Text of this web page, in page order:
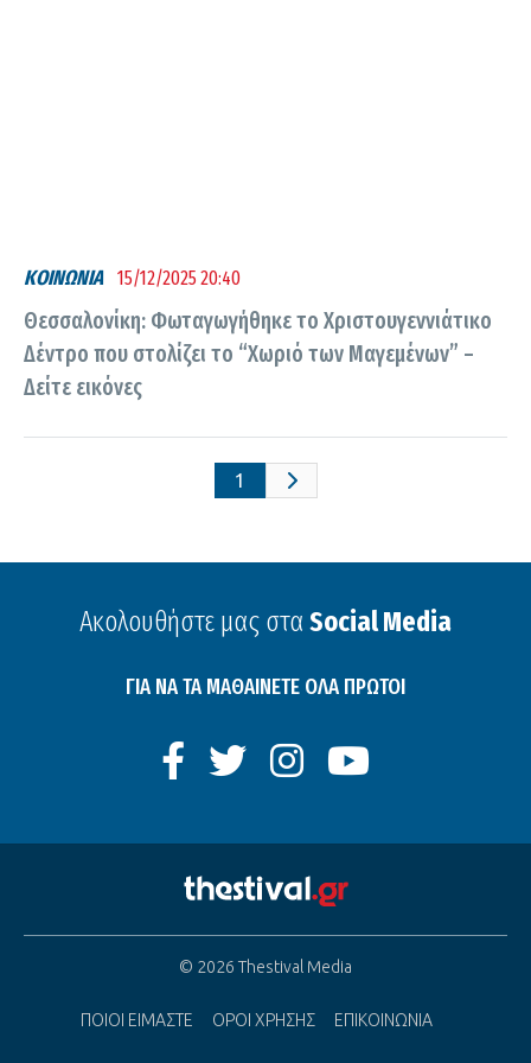
ΚΟΙΝΩΝΙΑ 15/12/2025 20:40
Θεσσαλονίκη: Φωταγωγήθηκε το Χριστουγεννιάτικο
Δέντρο που στολίζει το “Χωριό των Μαγεμένων” –
Δείτε εικόνες
1
Ακολουθήστε μας στα Social Media
ΓΙΑ ΝΑ ΤΑ ΜΑΘΑΙΝΕΤΕ ΟΛΑ ΠΡΩΤΟΙ
© 2026 Thestival Media
ΠΟΙΟΙ ΕΙΜΑΣΤΕ ΟΡΟΙ ΧΡΗΣΗΣ ΕΠΙΚΟΙΝΩΝΙΑ